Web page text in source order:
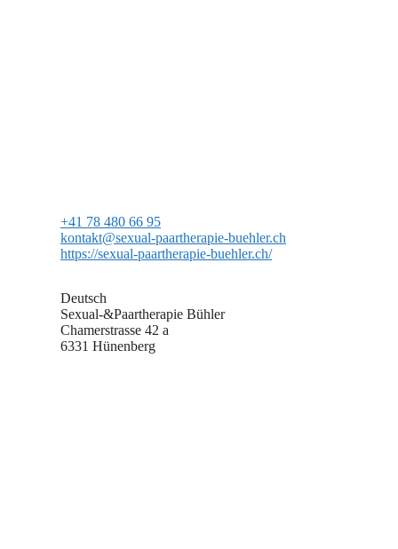
+41 78 480 66 95
kontakt@sexual-paartherapie-buehler.ch
https://sexual-paartherapie-buehler.ch/
Deutsch
Sexual-&Paartherapie Bühler
Chamerstrasse 42 a
6331 Hünenberg